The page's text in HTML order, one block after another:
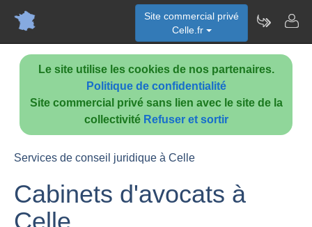
Le site utilise les cookies de nos partenaires.
Politique de confidentialité
Site commercial privé sans lien avec le site de la
collectivité Refuser et sortir
Site commercial privé
Celle.fr
Services de conseil juridique à Celle
Cabinets d'avocats à
Celle